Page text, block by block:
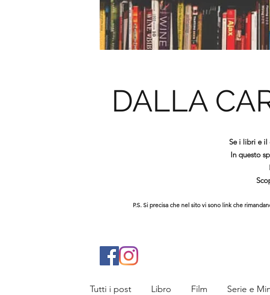
DALLA
Se i libri e il
In questo
P.S. Si precisa che nel sito vi sono link che
Tutti i post Libro Film Serie e